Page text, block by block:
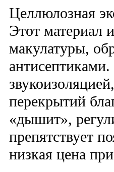
Целлюлозная
Этот материал
макулатуры,
перекрытий
«дышит»,
препятствует
низкая цена